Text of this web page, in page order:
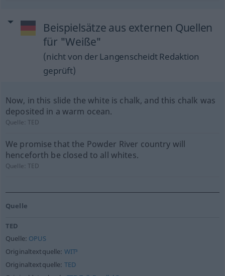
Beispielsätze aus externen Quellen
für "Weiße"
(nicht von der Langenscheidt Redaktion
geprüft)
Now, in this slide the white is chalk, and this chalk was
deposited in a warm ocean.
Quelle:TED
We promise that the Powder River country will
henceforth be closed to all whites.
Quelle:TED
Quelle
TED
Quelle: OPUS
Originaltextquelle: WIT³
Originaltextquelle: TED